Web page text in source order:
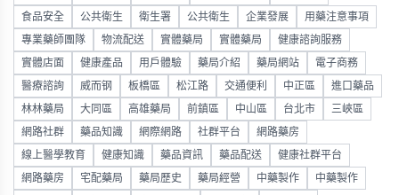
食品安全 公共衛生 衛生署 公共衛生 企業發展 用藥注意事項
專業藥師團隊 物流配送 實體藥局 實體藥局 健康諮詢服務
實體店面 健康產品 用戶體驗 藥局介紹 藥局網站 電子商務
醫療諮詢 威而钢 板橋區 松江路 交通便利 中正區 進口藥品
林林藥局 大同區 高雄藥局 前鎮區 中山區 台北市 三峽區
網路社群 藥品知識 網際網路 社群平台 網路藥房
線上醫學教育 健康知識 藥品資訊 藥品配送 健康社群平台
網路藥房 宅配藥局 藥局歷史 藥局經營 中藥製作 中藥製作